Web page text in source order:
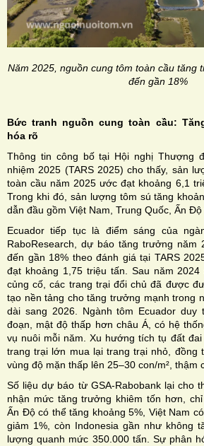
Năm 2025, nguồn cung tôm toàn cầutăng
đến gần 18%
Bức tranh nguồn cung toàn cầu:
hóa rõ
Thông tin công bố tại Hội nghị Thượng
nhiệm 2025 (TARS 2025) cho thấy, sản
toàn cầu năm 2025 ước đạt khoảng 6,1
Trong khi đó, sản lượng tôm sú tăng
dẫn đầu gồm Việt Nam, Trung Quốc, Ấn
Ecuador tiếp tục là điểm sáng của
RaboResearch, dự báo tăng trưởng năm
đến gần 18% theo đánh giá tại TARS
đạt khoảng 1,75 triệu tấn. Sau năm
củng cố, các trang trại đổi chủ đã được
tạo nền tảng cho tăng trưởng mạnh trong
dài sang 2026. Ngành tôm Ecuador
đoạn, mật độ thấp hơn châu Á, có hệ
vụ nuôi mỗi năm. Xu hướng tích tụ đất
trang trại lớn mua lại trang trại nhỏ, đồng
vùng độ mặn thấp lên 25–30 con/m², thậm
Số liệu dự báo từ GSA-Rabobank lại cho
nhận mức tăng trưởng khiêm tốn hơn,
Ấn Độ có thể tăng khoảng 5%, Việt Nam
giảm 1%, còn Indonesia gần như không
lượng quanh mức 350.000 tấn. Sự phân